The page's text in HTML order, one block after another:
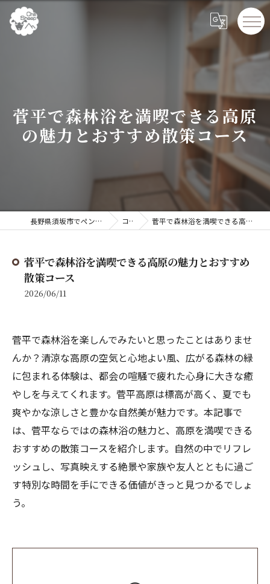
菅平で森林浴を満喫できる高原
の魅力とおすすめ散策コース
長野県須坂市でペンションならChillSheep コラム 菅平で森林浴を満喫できる高原の魅力とおすすめ散策コース
菅平で森林浴を満喫できる高原の魅力とおすすめ
散策コース
2026/06/11
菅平で森林浴を楽しんでみたいと思ったことはありませ
んか？清涼な高原の空気と心地よい風、広がる森林の緑
に包まれる体験は、都会の喧騒で疲れた心身に大きな癒
やしを与えてくれます。菅平高原は標高が高く、夏でも
爽やかな涼しさと豊かな自然美が魅力です。本記事で
は、菅平ならではの森林浴の魅力と、高原を満喫できる
おすすめの散策コースを紹介します。自然の中でリフレ
ッシュし、写真映えする絶景や家族や友人とともに過ご
す特別な時間を手にできる価値がきっと見つかるでしょ
う。